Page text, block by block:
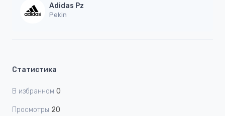
Adidas Pz
Pekin
Статистика
В избранном 0
Просмотры 20